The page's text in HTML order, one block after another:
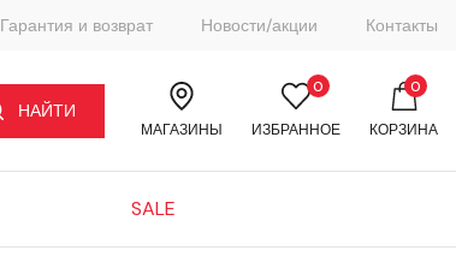
Гарантия и возврат Новости/акции Контакты
НАЙТИ
МАГАЗИНЫ ИЗБРАННОЕ
0
КОРЗИНА
0
SALE